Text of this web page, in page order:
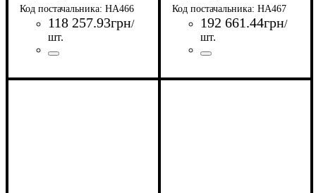
HA466
118 257.93грн/
шт.
HA467
192 661.44грн/
шт.